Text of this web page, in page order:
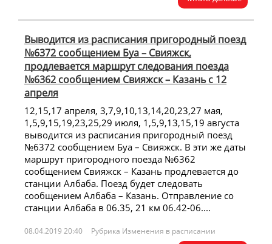
Выводится из расписания пригородный поезд
№6372 сообщением Буа – Свияжск,
продлевается маршрут следования поезда
№6362 сообщением Свияжск – Казань с 12
апреля
12,15,17 апреля, 3,7,9,10,13,14,20,23,27 мая,
1,5,9,15,19,23,25,29 июля, 1,5,9,13,15,19 августа
выводится из расписания пригородный поезд
№6372 сообщением Буа – Свияжск. В эти же даты
маршрут пригородного поезда №6362
сообщением Свияжск – Казань продлевается до
станции Албаба. Поезд будет следовать
сообщением Албаба – Казань. Отправление со
станции Албаба в 06.35, 21 км 06.42-06....
08.04.2019 20:40 Рубрика Изменения в расписании